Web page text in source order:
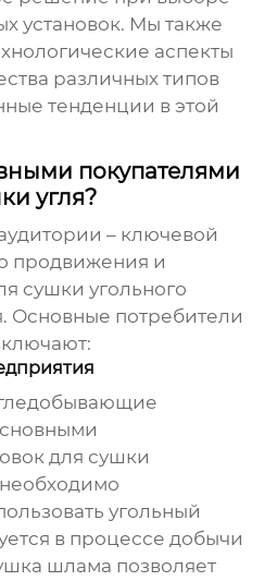
установок. Мы также
аспекты
различных типов
тенденции в этой
покупателями
угля?
– ключевой
продвижения и
сушки угольного
. Основные потребители
для сушки
угольный
в процессе добычи
шлама позволяет